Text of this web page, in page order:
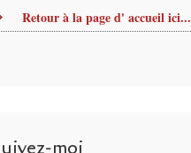
Retour à la page d' accueil ici...
moi